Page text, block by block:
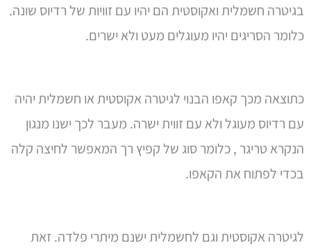
בגיטרה חשמלית ואקוסטית הם יהיו עם זוויות של רדיוס שונה.
כלומר הסריגים יהיו מעוגלים מעט ולא ישרים.
כתוצאה מכך קאפו הבנוי לגיטרה אקוסטית או חשמלית יהיה
עם רדיוס מעוגל ולא עם זווית ישרה. מעבר לכך ישנו מנגון
הנקרא טריגר , כלומר סוג של קפיץ רך המאפשר לחיצה קלה
בכדי לפתוח את הקאפו.
לגיטרה אקוסטית וגם לחשמלית ישנם מיתרי פלדה. זאת